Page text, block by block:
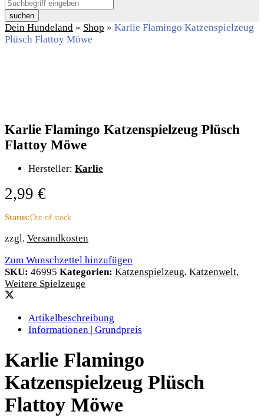
suchen
Dein Hundeland » Shop » Karlie Flamingo Katzenspielzeug
Plüsch Flattoy Möwe
Karlie Flamingo Katzenspielzeug Plüsch
Flattoy Möwe
Hersteller: Karlie
2,99 €
Status:Out of stock
zzgl. Versandkosten
Zum Wunschzettel hinzufügen
SKU: 46995 Kategorien: Katzenspielzeug, Katzenwelt,
Weitere Spielzeuge
Artikelbeschreibung
Informationen | Grundpreis
Karlie Flamingo
Katzenspielzeug Plüsch
Flattoy Möwe